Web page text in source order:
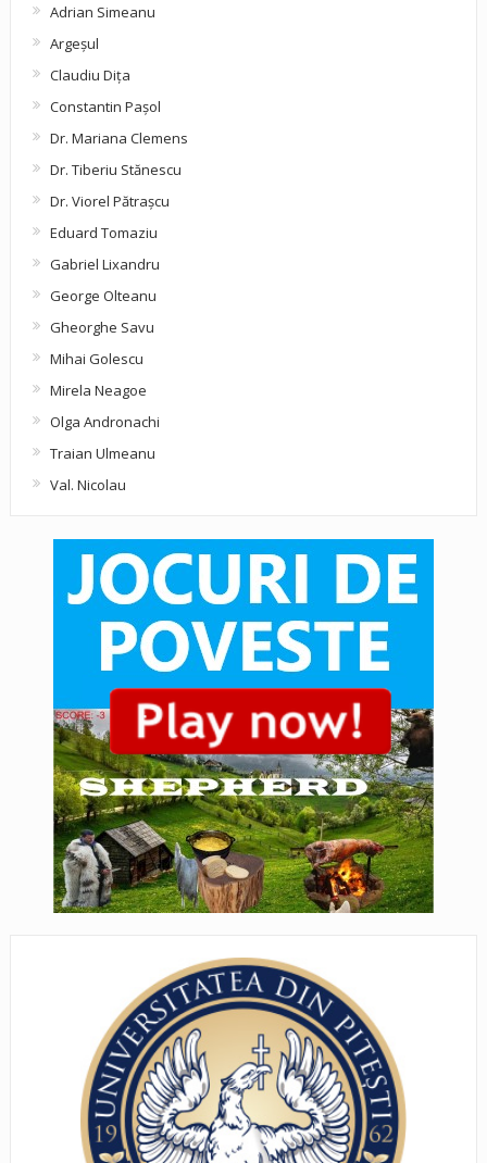
Adrian Simeanu
Argeşul
Claudiu Diţa
Constantin Pașol
Dr. Mariana Clemens
Dr. Tiberiu Stănescu
Dr. Viorel Pătraşcu
Eduard Tomaziu
Gabriel Lixandru
George Olteanu
Gheorghe Savu
Mihai Golescu
Mirela Neagoe
Olga Andronachi
Traian Ulmeanu
Val. Nicolau